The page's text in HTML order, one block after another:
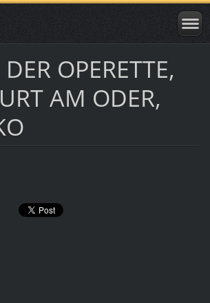
OPERETTE,
AM ODER,